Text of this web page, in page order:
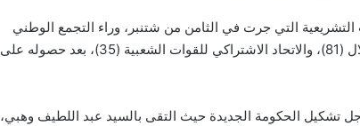
التي جرت في الثامن من شتنبر، وراء التجمع الوطني
للأحرار (102) وحزب الأصالة والمعاصرة (86)، وحزب الاستقلال (81)، والاتحاد الاشتراكي للقوات الشعبية (35)، بعد حصوله على
تشكيل الحكومة الجديدة حيث التقى بالسيد عبد اللطيف وهبي،